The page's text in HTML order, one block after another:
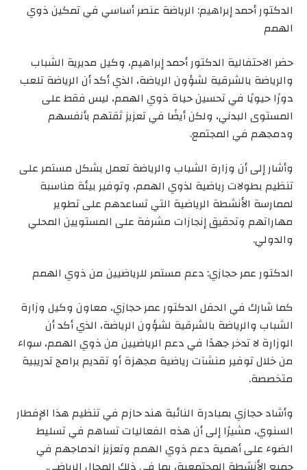
الدكتور أحمد إبراهيم: الرياضة عنصر أساسي في تمكين ذوي
الهمم
حضر الاحتفالية الدكتور أحمد إبراهيم، وكيل مديرية الشباب
والرياضة بالشرقية لشؤون الرياضة، الذي أكد أن الرياضة تلعب
دورًا حيويًا في تحسين حياة ذوي الهمم، ليس فقط على
المستوى البدني، ولكن أيضًا في تعزيز ثقتهم بأنفسهم
ودمجهم في المجتمع.
وأشار إلى أن وزارة الشباب والرياضة تعمل بشكل مستمر على
تنظيم بطولات رياضية لذوي الهمم، وتوفير بيئة مناسبة
لممارسة الأنشطة الرياضية التي تساعدهم على تطوير
مهاراتهم وتحقيق إنجازات مشرفة على المستويين المحلي
والدولي.
الدكتور عمر حجازي: دعم مستمر للرياضيين من ذوي الهمم
كما شارك في الحفل الدكتور عمر حجازي، معاون وكيل وزارة
الشباب والرياضة بالشرقية لشؤون الرياضة، الذي أكد أن
الوزارة لا تدخر جهدًا في دعم الرياضيين من ذوي الهمم، سواء
من خلال توفير منشآت رياضية مجهزة أو تقديم برامج تدريبية
متخصصة.
وأشاد حجازي بمبادرة النائبة هند حازم في تنظيم هذا الإفطار
السنوي، مشيرًا إلى أن هذه الفعاليات تساهم في تسليط
الضوء على أهمية دعم ذوي الهمم وتعزيز اندماجهم في